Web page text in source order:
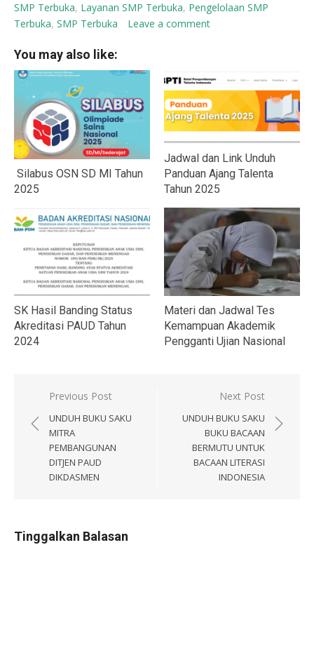
SMP Terbuka, Layanan SMP Terbuka, Pengelolaan SMP
Terbuka, SMP Terbuka Leave a comment
You may also like:
Silabus OSN SD MI Tahun
2025
Jadwal dan Link Unduh
Panduan Ajang Talenta
Tahun 2025
SK Hasil Banding Status
Akreditasi PAUD Tahun
2024
Materi dan Jadwal Tes
Kemampuan Akademik
Pengganti Ujian Nasional
Navigasi
pos
Previous Post
UNDUH BUKU SAKU
MITRA
PEMBANGUNAN
DITJEN PAUD
DIKDASMEN
Next Post
UNDUH BUKU SAKU
BUKU BACAAN
BERMUTU UNTUK
BACAAN LITERASI
INDONESIA
Tinggalkan Balasan